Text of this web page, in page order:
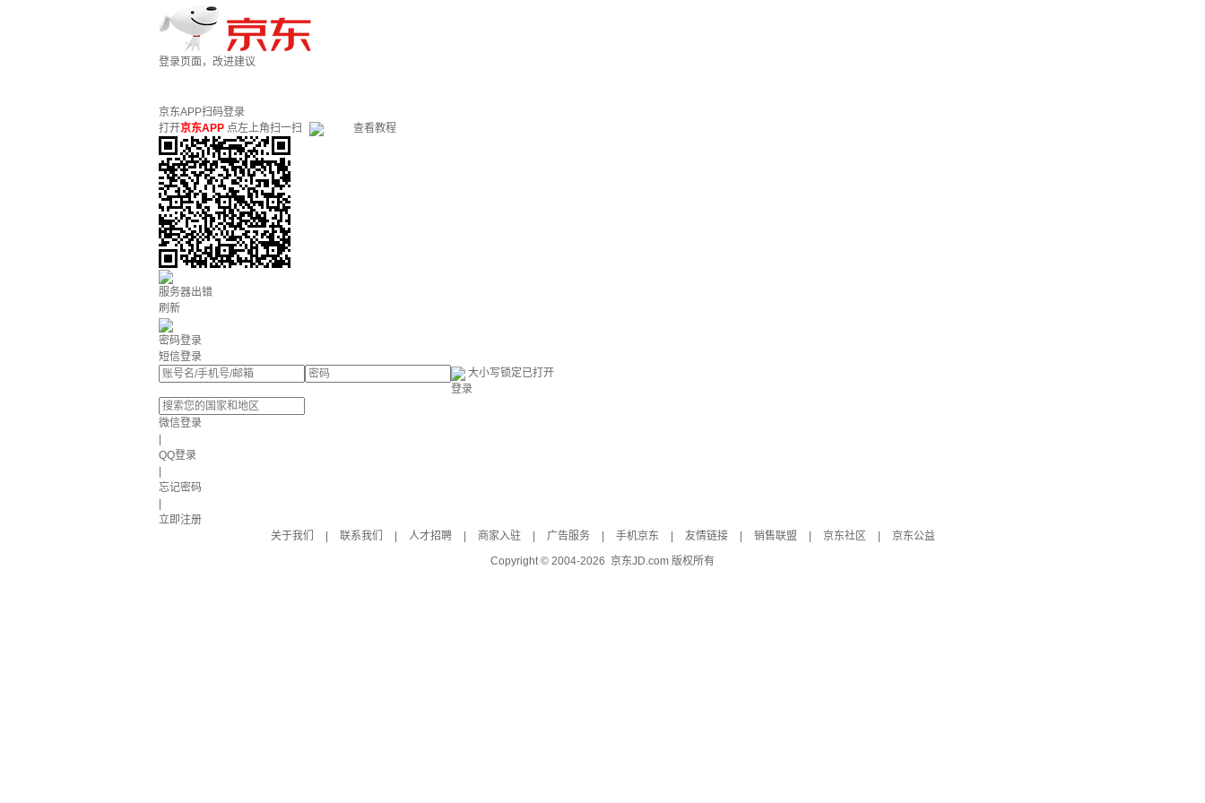
登录页面，改进建议
京东APP扫码登录
打开京东APP 点左上角扫一扫 查看教程
服务器出错
刷新
密码登录
短信登录
大小写锁定已打开
登录
微信登录
QQ登录
忘记密码
立即注册
关于我们
联系我们 人才招聘 商家入驻 广告服务 手机京东 友情链接 销售联盟 京东社区
京东公益
Copyright © 2004-2026 京东JD.com 版权所有